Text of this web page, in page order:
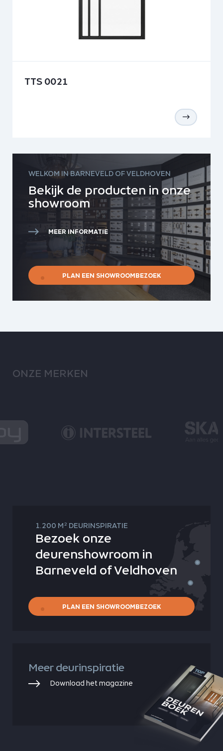
TTS 0021
WELKOM IN BARNEVELD OF VELDHOVEN
Bekijk de producten in onze
showroom
MEER INFORMATIE
PLAN EEN SHOWROOMBEZOEK
ONZE MERKEN
Meer deurinspiratie
Download het magazine
1.200 M2 DEURINSPIRATIE
Bezoek onze
deurenshowroom in
Barneveld of Veldhoven
PLAN EEN SHOWROOMBEZOEK